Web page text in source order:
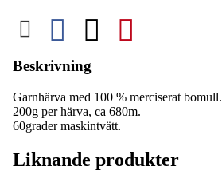
Beskrivning
Garnhärva med 100 % merciserat bomull.
200g per härva, ca 680m.
60grader maskintvätt.
Liknande produkter